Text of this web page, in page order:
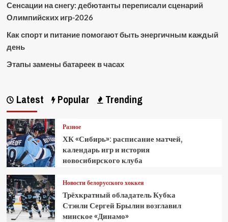
Сенсации на снегу: дебютанты переписали сценарий
Олимпийских игр-2026
Как спорт и питание помогают быть энергичным каждый
день
Этапы замены батареек в часах
Latest Popular Trending
Разное
ХК «Сибирь»: расписание матчей,
календарь игр и история
новосибирского клуба
Новости белорусского хоккея
Трёхкратный обладатель Кубка
Стэнли Сергей Брылин возглавил
минское «Динамо»